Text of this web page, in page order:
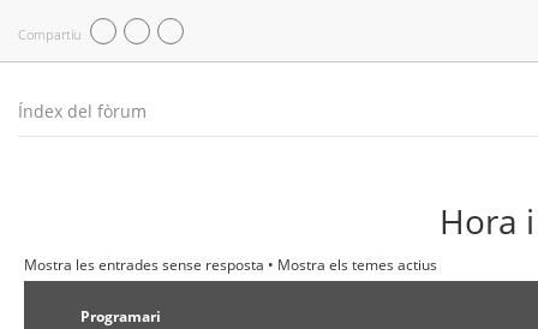
Compartiu
Índex del fòrum
Hora
Mostra les entrades sense resposta • Mostra els temes actius
Programari